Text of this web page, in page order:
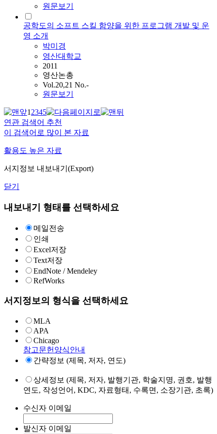
원문보기
공학도의 소프트 스킬 함양을 위한 프로그램 개발 및 운
영 소개
박미경
영산대학교
2011
영산논총
Vol.20,21 No.-
원문보기
12345
연관 검색어 추천
이 검색어로 많이 본 자료
활용도 높은 자료
서지정보 내보내기(Export)
닫기
내보내기 형태를 선택하세요
메일전송
인쇄
Excel저장
Text저장
EndNote / Mendeley
RefWorks
서지정보의 형식을 선택하세요
MLA
APA
Chicago
참고문헌양식안내
간략정보 (제목, 저자, 연도)
상세정보 (제목, 저자, 발행기관, 학술지명, 권호, 발행
연도, 작성언어, KDC, 자료형태, 수록면, 소장기관, 초록)
수신자 이메일
발신자 이메일